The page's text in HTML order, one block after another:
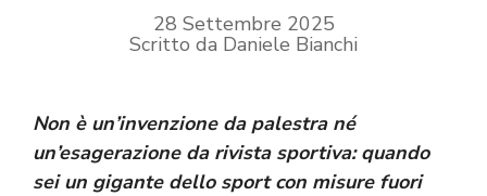
28 Settembre 2025
Scritto da Daniele Bianchi
Non è un’invenzione da palestra né
un’esagerazione da rivista sportiva: quando
sei un gigante dello sport con misure fuori